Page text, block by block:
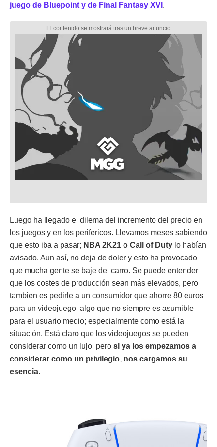
juego de Bluepoint y de Final Fantasy XVI .
Luego ha llegado el dilema del incremento del precio en
los juegos y en los periféricos. Llevamos meses sabiendo
que esto iba a pasar; NBA 2K21 o Call of Duty lo habían
avisado. Aun así, no deja de doler y esto ha provocado
que mucha gente se baje del carro. Se puede entender
que los costes de producción sean más elevados, pero
también es pedirle a un consumidor que ahorre 80 euros
para un videojuego, algo que no siempre es asumible
para el usuario medio; especialmente como está la
situación. Está claro que los videojuegos se pueden
considerar como un lujo, pero si ya los empezamos a
considerar como un privilegio, nos cargamos su
esencia.